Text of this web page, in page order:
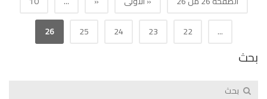
...
22
23
24
25
26
بحث